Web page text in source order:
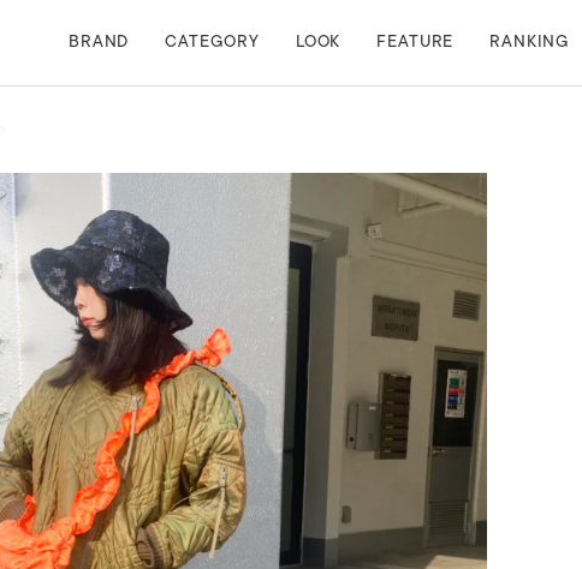
BRAND CATEGORY LOOK FEATURE RANKING